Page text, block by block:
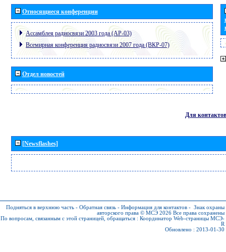
Относящиеся конференции
Ассамблея радиосвязи 2003 года (АР-03)
Всемирная конференция радиосвязи 2007 года (ВКР-07)
Отдел новостей
Для контактов
[Newsflashes]
Подняться в верхнюю часть - Обратная связь - Информация для контактов - Знак охраны
авторского права © МСЭ 2026 Все права сохранены
По вопросам, связанным с этой страницей, обращаться : Координатор Web-страницы МСЭ-
R
Обновлено : 2013-01-30